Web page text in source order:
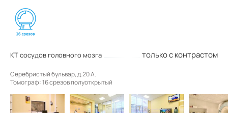
КТ сосудов головного мозга только с контрастом
Серебристый бульвар, д.20 А.
Томограф: 16 срезов полуоткрытый